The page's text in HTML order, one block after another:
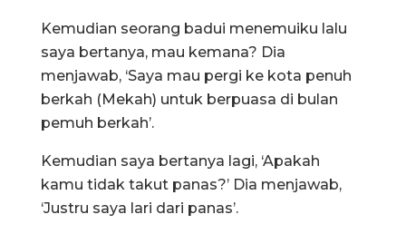
Kemudian seorang badui menemuiku lalu
saya bertanya, mau kemana? Dia
menjawab, ‘Saya mau pergi ke kota penuh
berkah (Mekah) untuk berpuasa di bulan
pemuh berkah’.
Kemudian saya bertanya lagi, ‘Apakah
kamu tidak takut panas?’ Dia menjawab,
‘Justru saya lari dari panas’.